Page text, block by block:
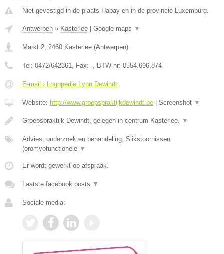
Niet gevestigd in de plaats Habay en in de provincie Luxemburg.
Antwerpen » Kasterlee Google maps ▼
Markt 2 2460 Kasterlee (Antwerpen)
Tel: 0472/642361 , Fax: - , BTW-nr: 0554.696.874
E-mail › Logopedie Lynn Dewindt
Website: http://www.groepspraktijkdewindt.be Screenshot ▼
Groepspraktijk Dewindt, gelegen in centrum Kasterlee. ▼
Advies, onderzoek en behandeling, Slikstoornissen
(oromyofunctionele ▼
Er wordt gewerkt op afspraak.
Laatste facebook posts ▼
Sociale media: